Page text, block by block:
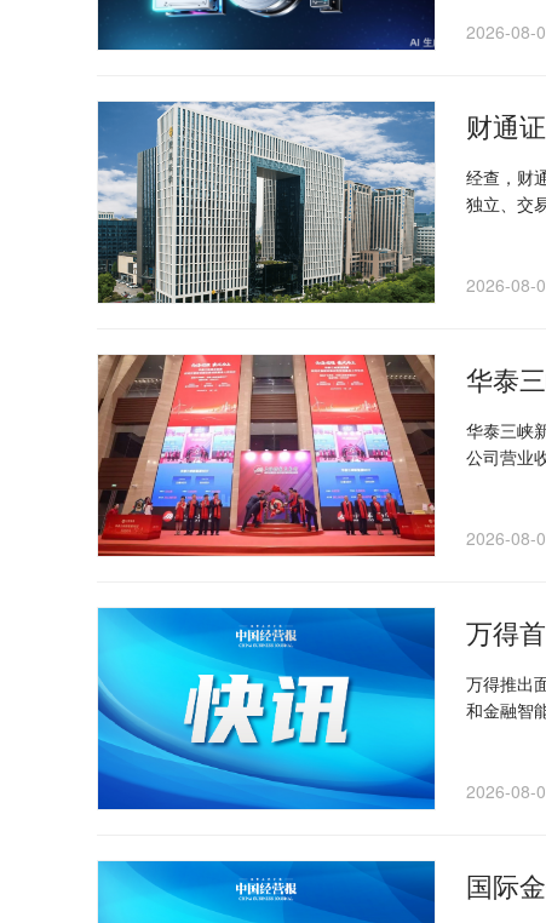
2026-08-
财通
经查，财
独立、交
2026-08-
华泰
华泰三峡
公司营业
2026-08-
万得
万得推出
和金融智
2026-08-
国际